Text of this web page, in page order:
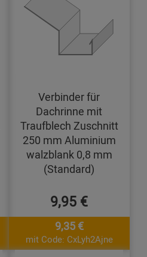
Verbinder für
Dachrinne mit
Traufblech Zuschnitt
250 mm Aluminium
walzblank 0,8 mm
(Standard)
9,95 €
9,35 €
mit Code: CxLyh2Ajne